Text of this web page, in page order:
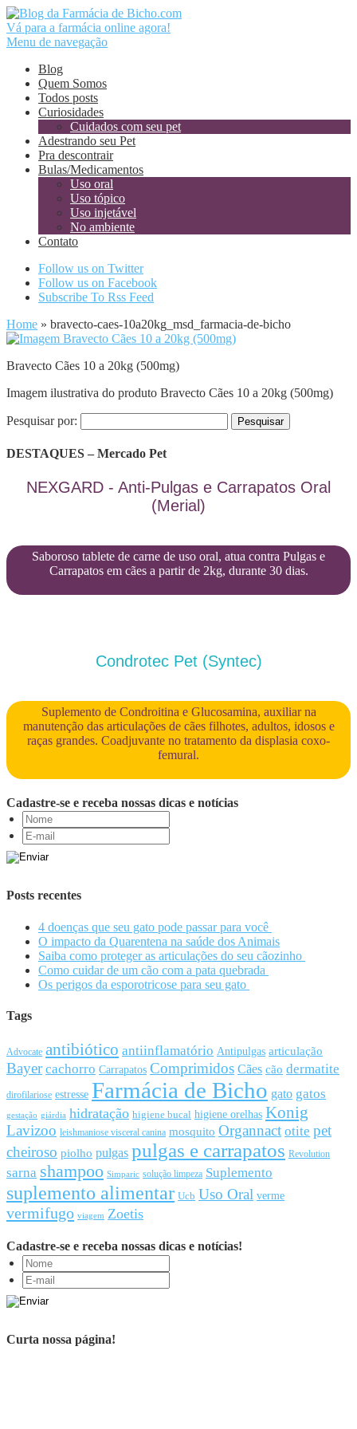
Vá para a farmácia online agora!
Menu de navegação
Blog
Quem Somos
Todos posts
Curiosidades
Cuidados com seu pet
Adestrando seu Pet
Pra descontrair
Bulas/Medicamentos
Uso oral
Uso tópico
Uso injetável
No ambiente
Contato
Follow us on Twitter
Follow us on Facebook
Subscribe To Rss Feed
Home » bravecto-caes-10a20kg_msd_farmacia-de-bicho
Bravecto Cães 10 a 20kg (500mg)
Imagem ilustrativa do produto Bravecto Cães 10 a 20kg (500mg)
Pesquisar por:
DESTAQUES – Mercado Pet
NEXGARD - Anti-Pulgas e Carrapatos Oral
(Merial)
Saboroso tablete de carne de uso oral, atua contra Pulgas e
Carrapatos em cães a partir de 2kg, durante 30 dias.
Condrotec Pet (Syntec)
Suplemento de Condroitina e Glucosamina, auxiliar na
manutenção das articulações de cães filhotes, adultos, idosos e
raças grandes. Coadjuvante no tratamento da displasia coxo-
femural.
Cadastre-se e receba nossas dicas e notícias
Posts recentes
4 doenças que seu gato pode passar para você
O impacto da Quarentena na saúde dos Animais
Saiba como proteger as articulações do seu cãozinho
Como cuidar de um cão com a pata quebrada
Os perigos da esporotricose para seu gato
Tags
Advocate antibiótico antiinflamatório Antipulgas articulação
Bayer cachorro Carrapatos Comprimidos Cães cão dermatite
dirofilariose estresse Farmácia de Bicho gato gatos
gestação giárdia hidratação higiene bucal higiene orelhas Konig
Lavizoo leishmaniose visceral canina mosquito Organnact otite pet
cheiroso piolho pulgas pulgas e carrapatos Revolution
sarna shampoo Simparic solução limpeza Suplemento
suplemento alimentar Ucb Uso Oral verme
vermifugo viagem Zoetis
Cadastre-se e receba nossas dicas e notícias!
Curta nossa página!